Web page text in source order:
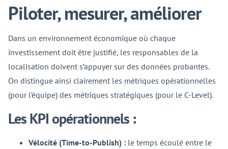
Piloter, mesurer, améliorer
Dans un environnement économique où chaque
investissement doit être justifié, les responsables de la
localisation doivent s’appuyer sur des données probantes.
On distingue ainsi clairement les métriques opérationnelles
(pour l’équipe) des métriques stratégiques (pour le C-Level).
Les KPI opérationnels :
Vélocité (Time-to-Publish) : le temps écoulé entre le